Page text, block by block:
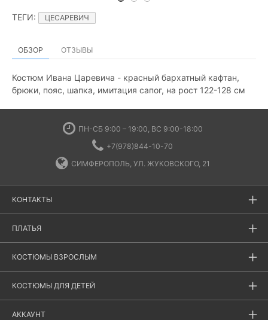
ТЕГИ: ЦЕСАРЕВИЧ
ОБЗОР ОТЗЫВЫ
Костюм Ивана Царевича - красный бархатный кафтан,
брюки, пояс, шапка, имитация сапог, на рост 122-128 см
ПН-СБ 9:00 – 19:00, ВС 9:00-18:00
+7(978)844-10-70
СИМФЕРОПОЛЬ, УЛ. ЖУКОВСКОГО, 21
КОНТАКТЫ
ПЛАТЬЯ
КОСТЮМЫ ВЗРОСЛЫМ
КОСТЮМЫ ДЛЯ ДЕТЕЙ
АККАУНТ